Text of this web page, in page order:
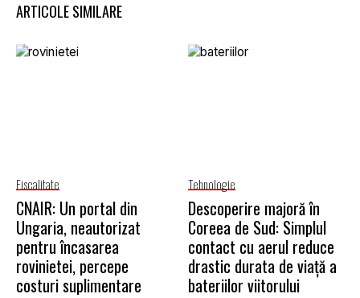
ARTICOLE SIMILARE
Fiscalitate
CNAIR: Un portal din
Ungaria, neautorizat
pentru încasarea
rovinietei, percepe
costuri suplimentare
Tehnologie
Descoperire majoră în
Coreea de Sud: Simplul
contact cu aerul reduce
drastic durata de viață a
bateriilor viitorului